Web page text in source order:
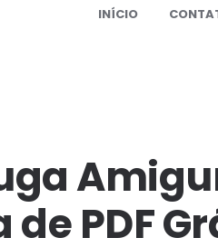
grátis
INÍCIO
de PDF